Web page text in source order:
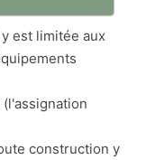
est limitée aux
construction y